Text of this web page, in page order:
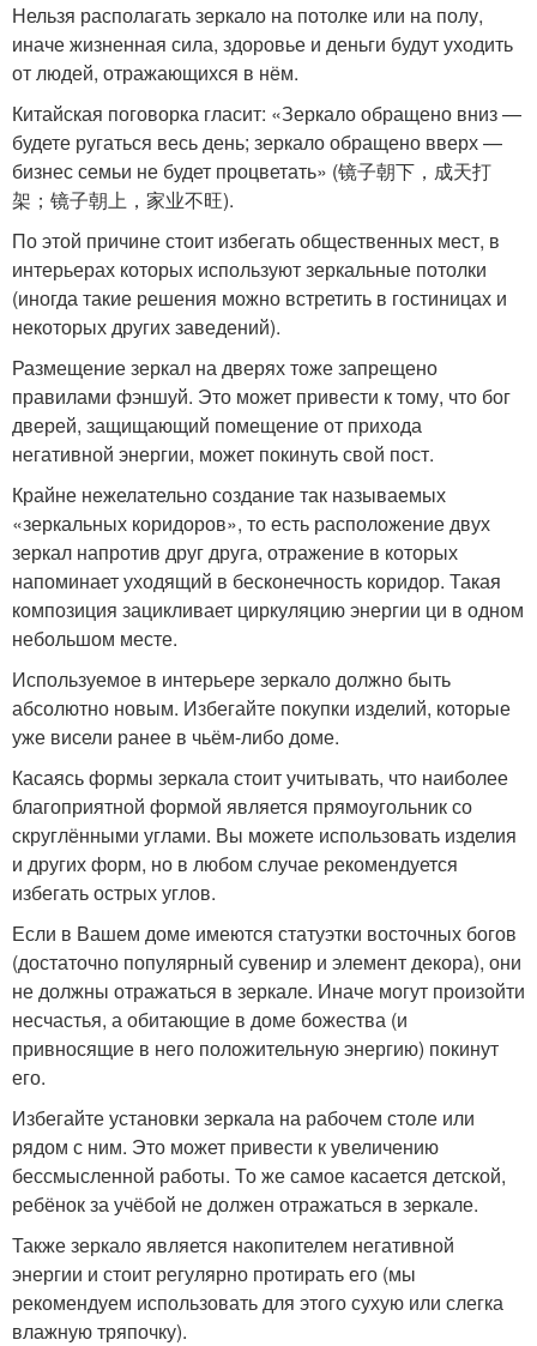
Нельзя располагать зеркало на потолке или на полу,
иначе жизненная сила, здоровье и деньги будут уходить
от людей, отражающихся в нём.
Китайская поговорка гласит: «Зеркало обращено вниз —
будете ругаться весь день; зеркало обращено вверх —
бизнес семьи не будет процветать» (镜子朝下，成天打
架；镜子朝上，家业不旺).
По этой причине стоит избегать общественных мест, в
интерьерах которых используют зеркальные потолки
(иногда такие решения можно встретить в гостиницах и
некоторых других заведений).
Размещение зеркал на дверях тоже запрещено
правилами фэншуй. Это может привести к тому, что бог
дверей, защищающий помещение от прихода
негативной энергии, может покинуть свой пост.
Крайне нежелательно создание так называемых
«зеркальных коридоров», то есть расположение двух
зеркал напротив друг друга, отражение в которых
напоминает уходящий в бесконечность коридор. Такая
композиция зацикливает циркуляцию энергии ци в одном
небольшом месте.
Используемое в интерьере зеркало должно быть
абсолютно новым. Избегайте покупки изделий, которые
уже висели ранее в чьём-либо доме.
Касаясь формы зеркала стоит учитывать, что наиболее
благоприятной формой является прямоугольник со
скруглёнными углами. Вы можете использовать изделия
и других форм, но в любом случае рекомендуется
избегать острых углов.
Если в Вашем доме имеются статуэтки восточных богов
(достаточно популярный сувенир и элемент декора), они
не должны отражаться в зеркале. Иначе могут произойти
несчастья, а обитающие в доме божества (и
привносящие в него положительную энергию) покинут
его.
Избегайте установки зеркала на рабочем столе или
рядом с ним. Это может привести к увеличению
бессмысленной работы. То же самое касается детской,
ребёнок за учёбой не должен отражаться в зеркале.
Также зеркало является накопителем негативной
энергии и стоит регулярно протирать его (мы
рекомендуем использовать для этого сухую или слегка
влажную тряпочку).